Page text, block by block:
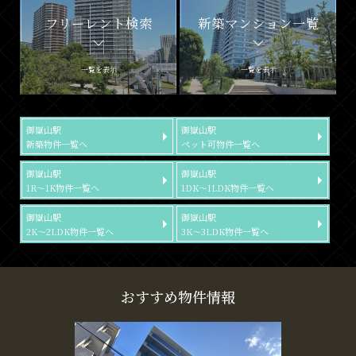
フリーレント検索
一覧を表示
新築マンション一覧
一覧を表示
御嶽山駅
新築物件一覧へ
御嶽山駅
ペット可物件一覧へ
御嶽山駅
1R～1K物件一覧へ
御嶽山駅
1DK～1LDK物件一覧へ
御嶽山駅
2K～2LDK物件一覧へ
御嶽山駅
3K～3LDK物件一覧へ
おすすめ物件情報